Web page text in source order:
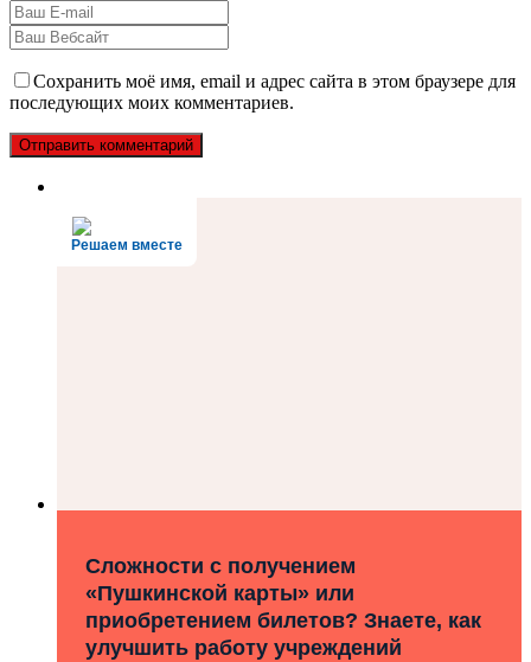
Сохранить моё имя, email и адрес сайта в этом браузере для
последующих моих комментариев.
Решаем вместе
Сложности с получением
«Пушкинской карты» или
приобретением билетов? Знаете, как
улучшить работу учреждений